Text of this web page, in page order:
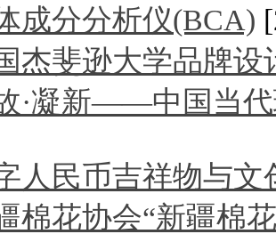
成分分析仪(BCA)
杰斐逊大学品牌设
·凝新——中国当
人民币吉祥物与文
棉花协会“新疆棉